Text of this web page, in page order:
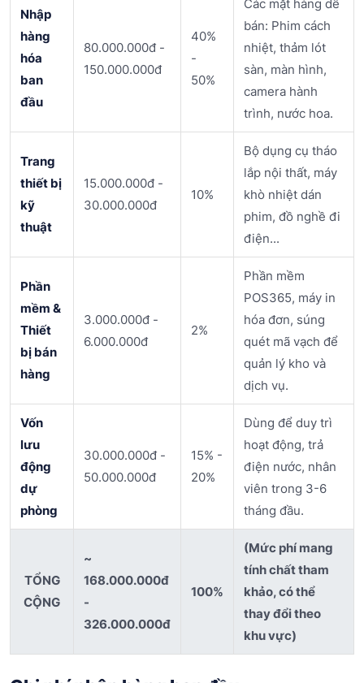
Nhập
hàng
hóa
ban
đầu
80.000.000đ -
150.000.000đ
40%
-
50%
Các mặt hàng dễ
bán: Phim cách
nhiệt, thảm lót
sàn, màn hình,
camera hành
trình, nước hoa.
Trang
thiết bị
kỹ
thuật
15.000.000đ -
30.000.000đ
10%
Bộ dụng cụ tháo
lắp nội thất, máy
khò nhiệt dán
phim, đồ nghề đi
điện...
Phần
mềm &
Thiết
bị bán
hàng
3.000.000đ -
6.000.000đ
2%
Phần mềm
POS365, máy in
hóa đơn, súng
quét mã vạch để
quản lý kho và
dịch vụ.
Vốn
lưu
động
dự
phòng
30.000.000đ -
50.000.000đ
15% -
20%
Dùng để duy trì
hoạt động, trả
điện nước, nhân
viên trong 3-6
tháng đầu.
TỔNG
CỘNG
~
168.000.000đ
-
326.000.000đ
100%
(Mức phí mang
tính chất tham
khảo, có thể
thay đổi theo
khu vực)